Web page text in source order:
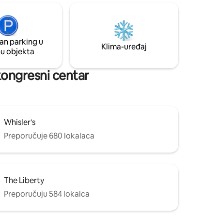
hlađenje ljeti i grijanje tijekom zime! Samo
četiri bloka do živahnog Južnog
kongresa, I bez naknada za čišćenje!
parking u
objekta
Klima-uređaj
centar
Whisler's
Preporučuje 680 lokalaca
The Liberty
Preporučuju 584 lokalca